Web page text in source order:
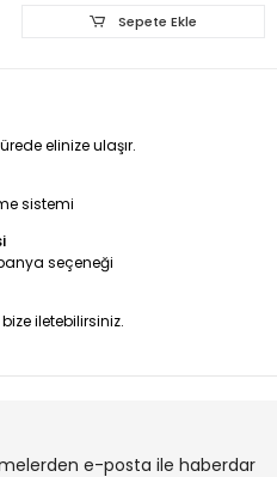
Sepete Ekle
elinize ulaşır.
sistemi
seçeneği
iletebilirsiniz.
e-posta ile haberdar